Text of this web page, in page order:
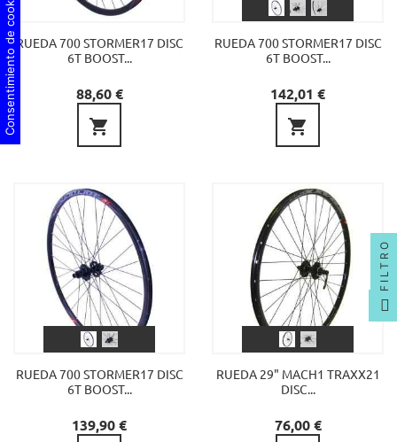
RUEDA 700 STORMER17 DISC
6T BOOST...
Precio
88,60 €

RUEDA 700 STORMER17 DISC
6T BOOST...
Precio
142,01 €

RUEDA 700 STORMER17 DISC
6T BOOST...
Precio
139,90 €
RUEDA 29" MACH1 TRAXX21
DISC...
Precio
76,00 €
FILTRO
Consentimiento de cookies